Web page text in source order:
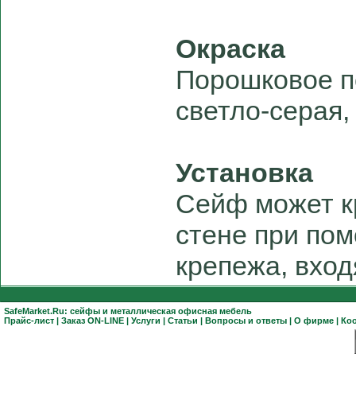
Окраска
Порошковое
светло-
Установка
Сейф может
стене при
крепежа,
SafeMarket.Ru: сейфы и металлическая офисная мебель
Прайс-лист | Заказ ON-LINE | Услуги | Статьи | Вопросы и ответы | О фирме |